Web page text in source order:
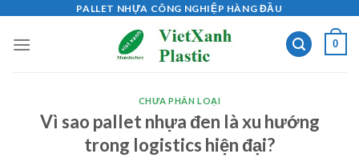
content
PALLET NHỰA CÔNG NGHIỆP HÀNG ĐẦU
0
CHƯA PHÂN LOẠI
Vì sao pallet nhựa đen là xu hướng
trong logistics hiện đại?